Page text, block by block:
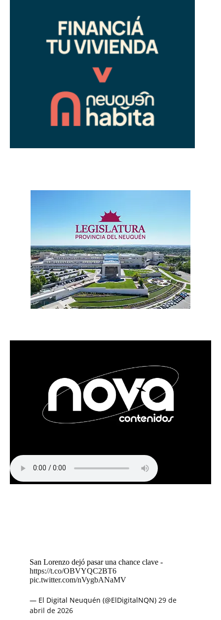
San Lorenzo dejó pasar una chance clave -
https://t.co/OBVYQC2BT6
pic.twitter.com/nVygbANaMV
— El Digital Neuquén (@ElDigitalNQN) 29 de
abril de 2026